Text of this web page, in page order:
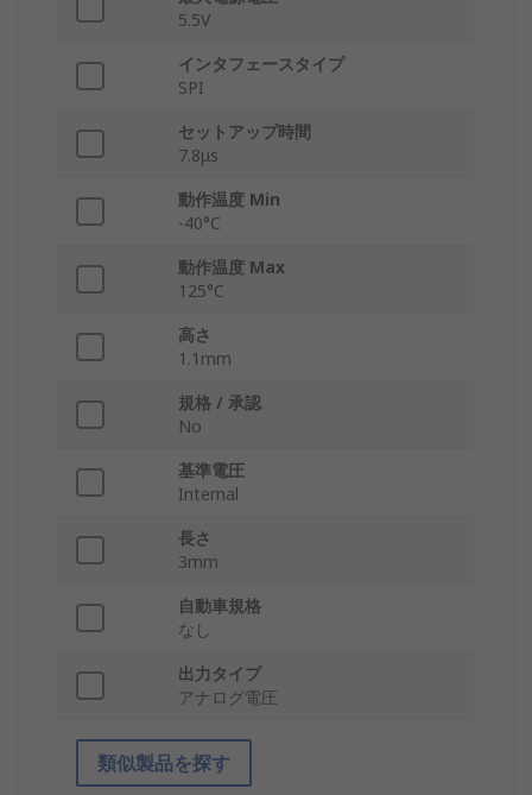
5.5V
インタフェースタイプ
SPI
セットアップ時間
7.8μs
動作温度 Min
-40°C
動作温度 Max
125°C
高さ
1.1mm
規格 / 承認
No
基準電圧
Internal
長さ
3mm
自動車規格
なし
出力タイプ
アナログ電圧
類似製品を探す